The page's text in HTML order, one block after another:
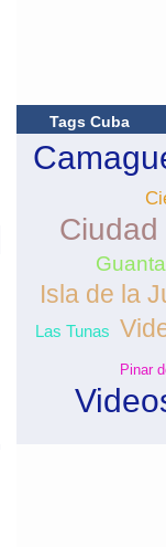
Tags Cuba
Isla de la
Las Tunas
Pinar